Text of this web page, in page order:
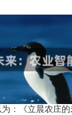
为：《立晨农庄